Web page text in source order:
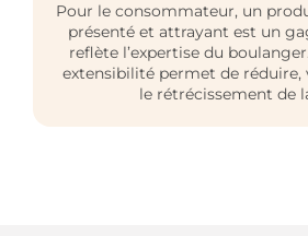
Pour le consommateur, un
présenté et attrayant est un
reflète l’expertise du
extensibilité permet de réduire,
le rétrécissement de